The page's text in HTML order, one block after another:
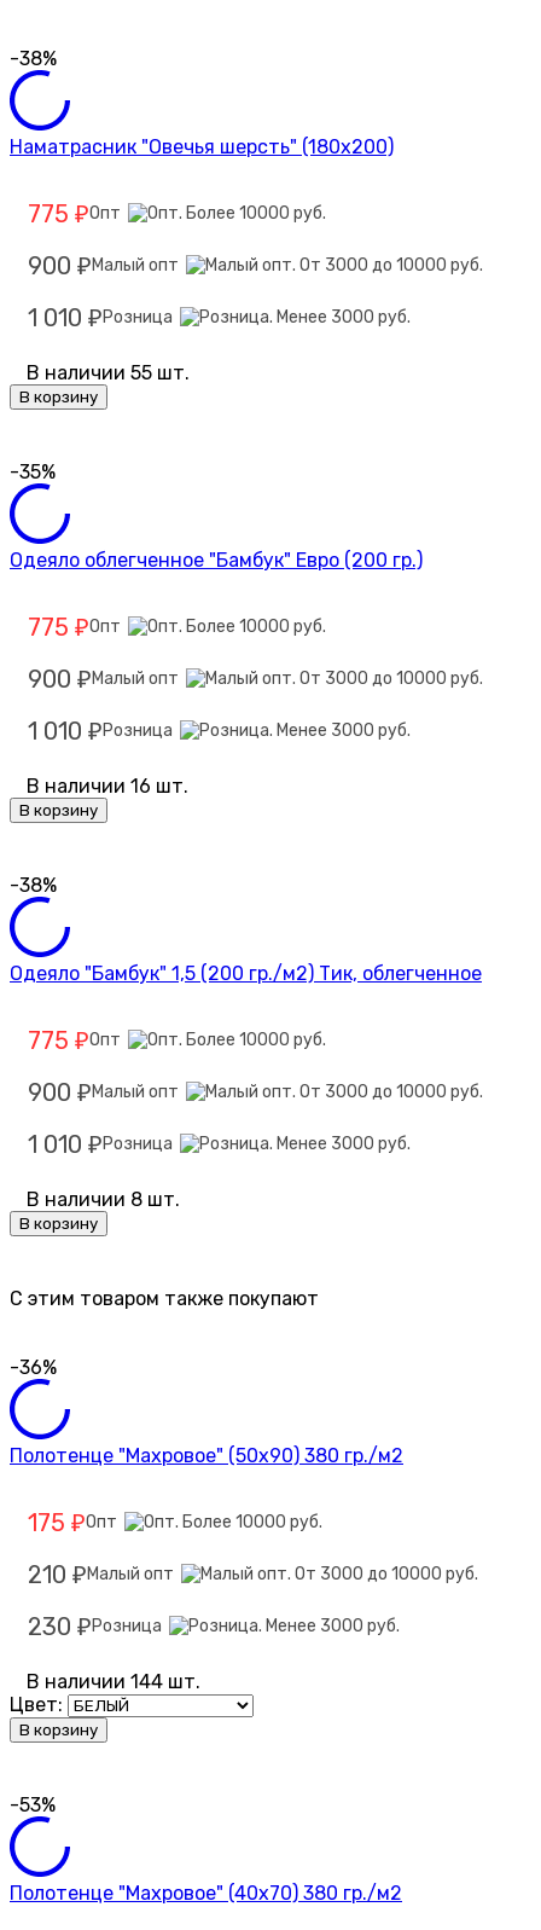
-38%
Наматрасник "Овечья шерсть" (180х200)
775 ₽Опт
900 ₽ Малый опт
1 010 ₽ Розница
В наличии 55 шт.
В корзину
-35%
Одеяло облегченное "Бамбук" Евро (200 гр.)
775 ₽Опт
900 ₽ Малый опт
1 010 ₽ Розница
В наличии 16 шт.
В корзину
-38%
Одеяло "Бамбук" 1,5 (200 гр./м2) Тик, облегченное
775 ₽Опт
900 ₽ Малый опт
1 010 ₽ Розница
В наличии 8 шт.
В корзину
C этим товаром также покупают
-36%
Полотенце "Махровое" (50х90) 380 гр./м2
175 ₽Опт
210 ₽ Малый опт
230 ₽ Розница
В наличии 144 шт.
Цвет:
В корзину
-53%
Полотенце "Махровое" (40х70) 380 гр./м2